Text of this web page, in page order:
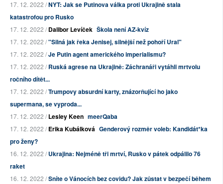
17. 12. 2022 /NYT: Jak se Putinova válka proti Ukrajině stala
katastrofou pro Rusko
17. 12. 2022 /Dalibor Levíček Škola není AZ-kvíz
17. 12. 2022 /"Silná jak řeka Jenisej, silnější než pohoří Ural"
17. 12. 2022 /Je Putin agent amerického imperialismu?
17. 12. 2022 /Ruská agrese na Ukrajině: Záchranáři vytáhli mrtvolu
ročního dítět...
17. 12. 2022 /Trumpovy absurdní karty, znázorňující ho jako
supermana, se vyproda...
17. 12. 2022 /Lesley Keen meerQaba
17. 12. 2022 /Erika Kubálková Genderový rozměr voleb: Kandidát*ka
pro ženy?
16. 12. 2022 /Ukrajina: Nejméně tři mrtví, Rusko v pátek odpálilo 76
raket
16. 12. 2022 /Sníte o Vánocích bez covidu? Jak zůstat v bezpečí během